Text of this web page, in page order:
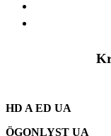
HD A ED UA
ÖGONLYST UA